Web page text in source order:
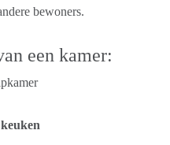
bewoners.
een kamer: